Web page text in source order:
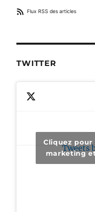
Flux RSS des articles
TWITTER
Tweets
Cliquez pour
marketing